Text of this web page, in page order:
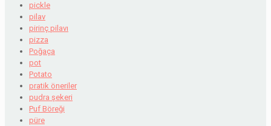
pickle
pilav
pirinç pilavı
pizza
Poğaça
pot
Potato
pratik öneriler
pudra şekeri
Puf Böreği
püre